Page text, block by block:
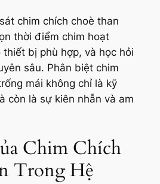
chim chích choè than
thời điểm chim hoạt
bị phù hợp, và học hỏi
sâu. Phân biệt chim
mái không chỉ là kỹ
còn là sự kiên nhẫn và am
Chim Chích
Trong Hệ